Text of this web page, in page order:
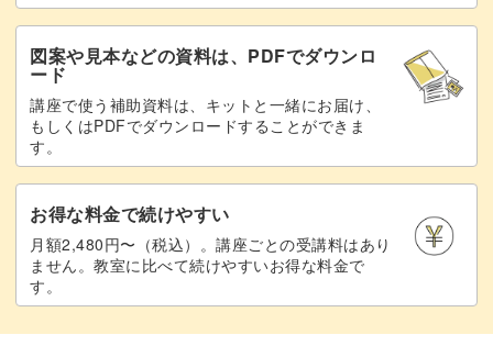
図案や見本などの資料は、PDFでダウンロ
ード
講座で使う補助資料は、キットと一緒にお届け、
もしくはPDFでダウンロードすることができま
す。
お得な料金で続けやすい
月額2,480円〜（税込）。講座ごとの受講料はあり
ません。教室に比べて続けやすいお得な料金で
す。